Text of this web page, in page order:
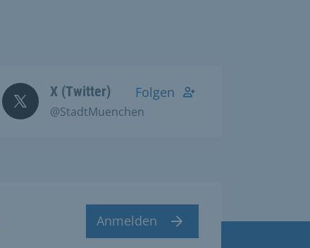
X (Twitter)
@StadtMuenchen
Folgen
Anmelden